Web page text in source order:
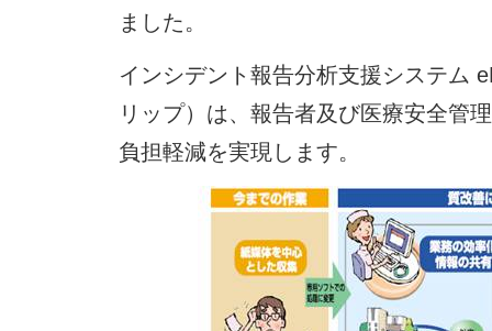
ました。
インシデント報告分析支援システム
リップ）は、報告者及び医療安全管
負担軽減を実現します。